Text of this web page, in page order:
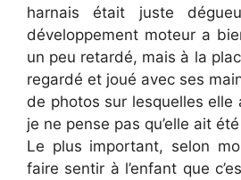
harnais était juste
développement moteur a
un peu retardé, mais à la
regardé et joué avec ses
de photos sur lesquelles elle
je ne pense pas qu’elle ait
Le plus important, selon
faire sentir à l’enfant que